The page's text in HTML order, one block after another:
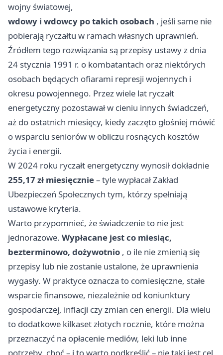
wojny światowej,
wdowy i wdowcy po takich osobach , jeśli same nie
pobierają ryczałtu w ramach własnych uprawnień.
Źródłem tego rozwiązania są przepisy ustawy z dnia
24 stycznia 1991 r. o kombatantach oraz niektórych
osobach będących ofiarami represji wojennych i
okresu powojennego. Przez wiele lat ryczałt
energetyczny pozostawał w cieniu innych świadczeń,
aż do ostatnich miesięcy, kiedy zaczęto głośniej mówić
o wsparciu seniorów w obliczu rosnących kosztów
życia i energii.
W 2024 roku ryczałt energetyczny wynosił dokładnie
255,17 zł miesięcznie– tyle wypłacał Zakład
Ubezpieczeń Społecznych tym, którzy spełniają
ustawowe kryteria.
Warto przypomnieć, że świadczenie to nie jest
jednorazowe. Wypłacane jest co miesiąc,
bezterminowo, dożywotnio , o ile nie zmienią się
przepisy lub nie zostanie ustalone, że uprawnienia
wygasły. W praktyce oznacza to comiesięczne, stałe
wsparcie finansowe, niezależnie od koniunktury
gospodarczej, inflacji czy zmian cen energii. Dla wielu
to dodatkowe kilkaset złotych rocznie, które można
przeznaczyć na opłacenie mediów, leki lub inne
potrzeby, choć – i to warto podkreślić – nie taki jest cel